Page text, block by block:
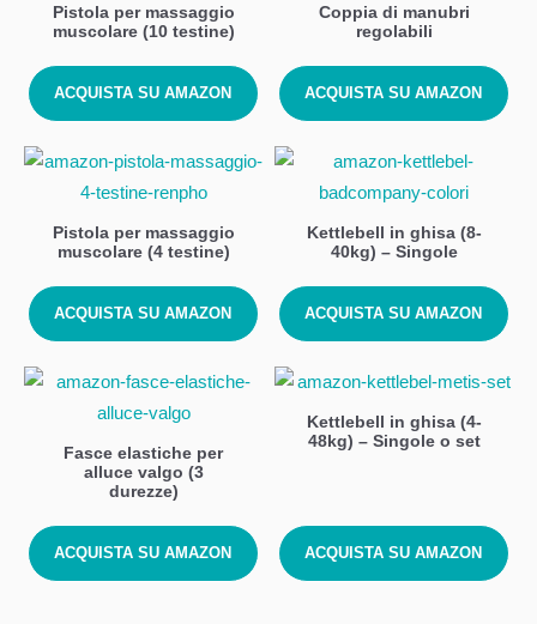
Pistola per massaggio
muscolare (10 testine)
ACQUISTA SU AMAZON
Coppia di manubri
regolabili
ACQUISTA SU AMAZON
Pistola per massaggio
muscolare (4 testine)
ACQUISTA SU AMAZON
Kettlebell in ghisa (8-
40kg) – Singole
ACQUISTA SU AMAZON
Fasce elastiche per
alluce valgo (3
durezze)
ACQUISTA SU AMAZON
Kettlebell in ghisa (4-
48kg) – Singole o set
ACQUISTA SU AMAZON